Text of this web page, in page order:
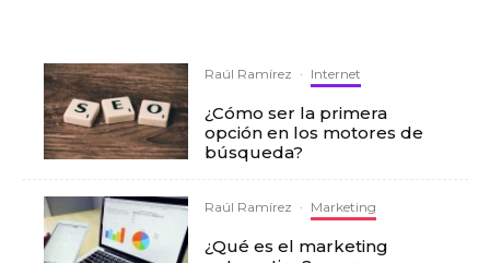
Raúl Ramírez · Internet
¿Cómo ser la primera
opción en los motores de
búsqueda?
Raúl Ramírez · Marketing
¿Qué es el marketing